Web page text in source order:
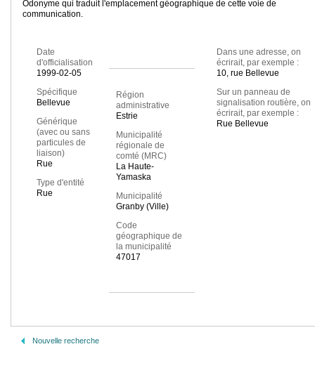
Odonyme qui traduit l'emplacement géographique de cette voie de
communication.
Date
d'officialisation
1999-02-05
Spécifique
Bellevue
Générique
(avec ou sans
particules de
liaison)
Rue
Type d'entité
Rue
Région
administrative
Estrie
Municipalité
régionale de
comté (MRC)
La Haute-
Yamaska
Municipalité
Granby (Ville)
Code
géographique de
la municipalité
47017
Dans une adresse, on
écrirait, par exemple :
10, rue Bellevue
Sur un panneau de
signalisation routière, on
écrirait, par exemple :
Rue Bellevue
Nouvelle recherche